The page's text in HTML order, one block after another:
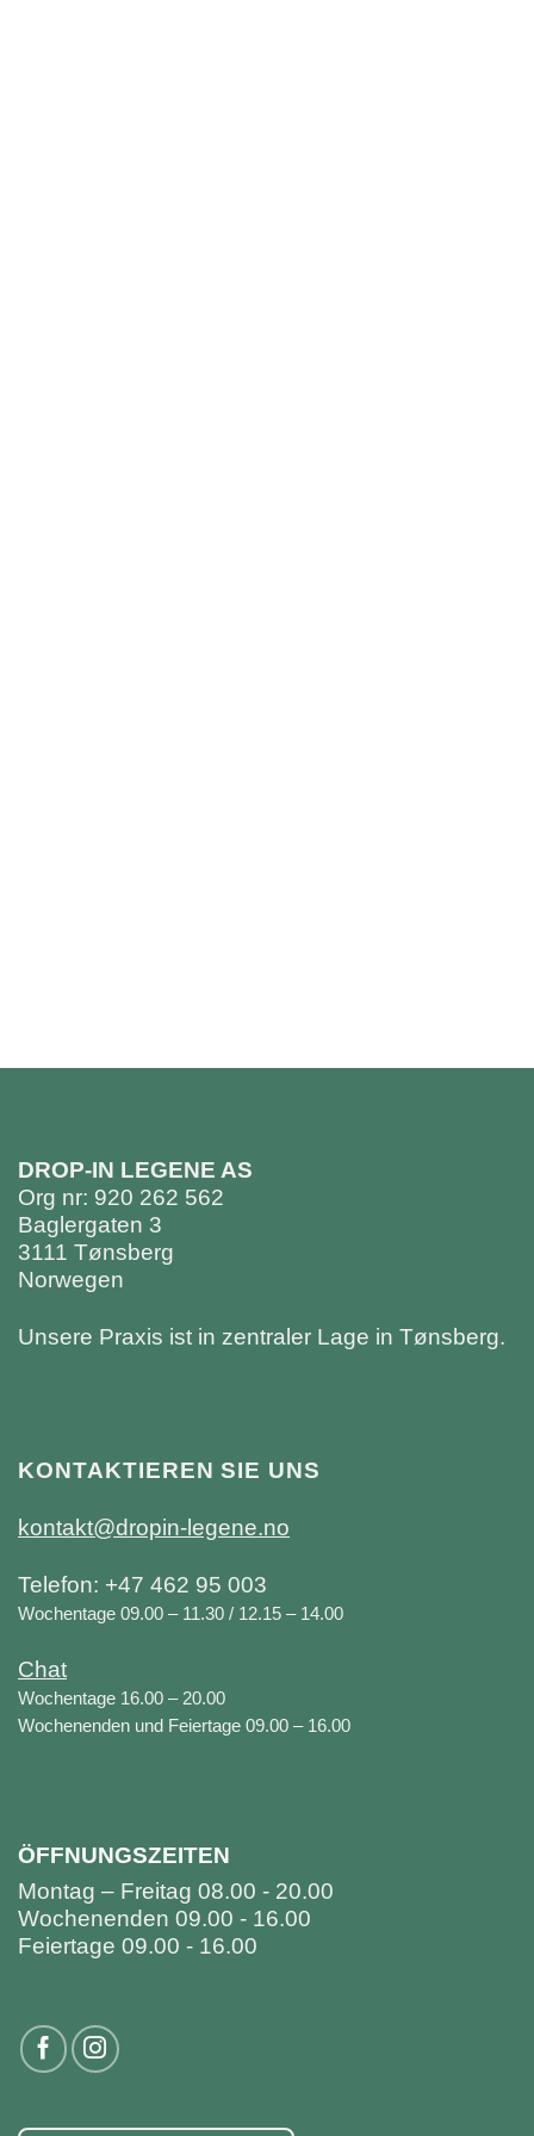
DROP-IN LEGENE AS
Org nr: 920 262 562
Baglergaten 3
3111 Tønsberg
Norwegen
Unsere Praxis ist in zentraler Lage in Tønsberg.
KONTAKTIEREN SIE UNS
kontakt@dropin-legene.no
Telefon: +47 462 95 003
Wochentage 09.00 – 11.30 / 12.15 – 14.00
Chat
Wochentage 16.00 – 20.00
Wochenenden und Feiertage 09.00 – 16.00
ÖFFNUNGSZEITEN
Montag – Freitag 08.00 - 20.00
Wochenenden 09.00 - 16.00
Feiertage 09.00 - 16.00